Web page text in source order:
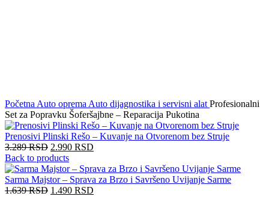
PočetnaAuto opremaAuto dijagnostika i servisni alatProfesionalni
Set za Popravku Šoferšajbne – Reparacija Pukotina
Prenosivi Plinski Rešo – Kuvanje na Otvorenom bez Struje
3.289RSD 2.990 RSD
Back to products
Sarma Majstor – Sprava za Brzo i Savršeno Uvijanje Sarme
1.639RSD 1.490 RSD